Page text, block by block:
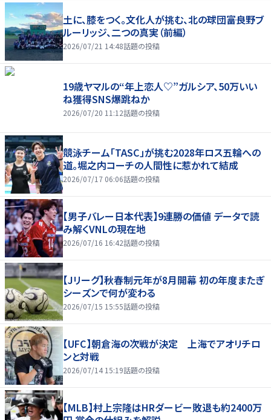
土に、膝をつく。文化人が挑む、北の球団――富良野ブ
ルーリッジ、二つの真実（前編）
2026/07/21 14:48話題の投稿
19歳ヤマルの“年上恋人♡”ガルシア、50万いい
ね獲得SNS爆跳ねか
2026/07/20 11:12話題の投稿
競泳チーム「TASC」が挑む2028年ロス五輪への
道。堀之内コーチの人間性に惹かれて結成
2026/07/17 06:06話題の投稿
【男子バレー日本代表】9連勝の価値 データで読
み解くVNLの現在地
2026/07/16 16:42話題の投稿
【Jリーグ】秋春制元年が8月開幕 初の年度またぎ
シーズンで何が変わる
2026/07/15 15:55話題の投稿
【UFC】朝倉海の次戦が決定 上海でアオリチロ
ンと対戦
2026/07/14 15:19話題の投稿
【MLB】村上宗隆はHRダービー敗退も約2400万